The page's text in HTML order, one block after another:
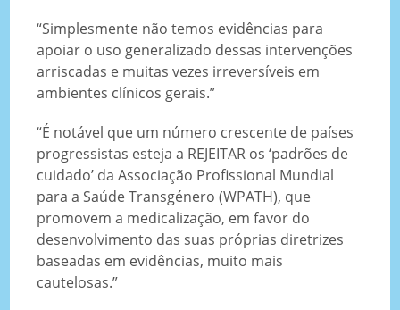
“Simplesmente não temos evidências para
apoiar o uso generalizado dessas intervenções
arriscadas e muitas vezes irreversíveis em
ambientes clínicos gerais.”
“É notável que um número crescente de países
progressistas esteja a REJEITAR os ‘padrões de
cuidado’ da Associação Profissional Mundial
para a Saúde Transgénero (WPATH), que
promovem a medicalização, em favor do
desenvolvimento das suas próprias diretrizes
baseadas em evidências, muito mais
cautelosas.”